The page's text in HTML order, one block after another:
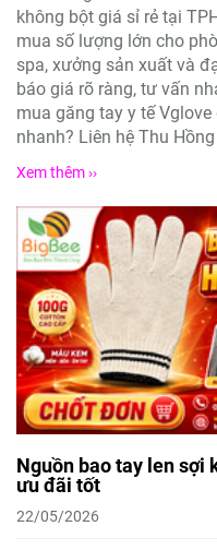
không bột giá sỉ rẻ tại
mua số lượng lớn cho
spa, xưởng sản xuất và
báo giá rõ ràng, tư vấn
mua găng tay y tế
nhanh? Liên hệ Thu
Xem thêm ››
Nguồn bao tay len sợi
ưu đãi tốt
22/05/2026